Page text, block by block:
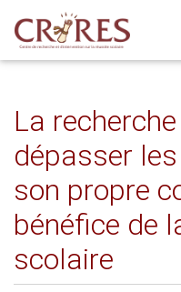
La
dépasser
son propre
bénéfice de
scolaire